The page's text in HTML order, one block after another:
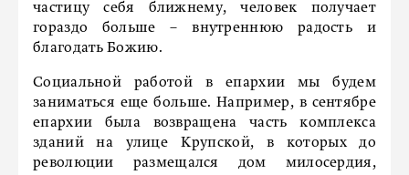
частицу себя ближнему, человек получает
гораздо больше – внутреннюю радость и
благодать Божию.
Социальной работой в епархии мы будем
заниматься еще больше. Например, в сентябре
епархии была возвращена часть комплекса
зданий на улице Крупской, в которых до
революции размещался дом милосердия,